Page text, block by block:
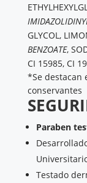
GLY­COL,
BENZOATE,
CI 15985, CI
*Se destacan
conservantes
Paraben
Testado